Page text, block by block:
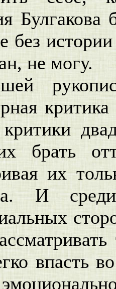
Булгакова
без
не могу.
критики
брать
их
И
впасть